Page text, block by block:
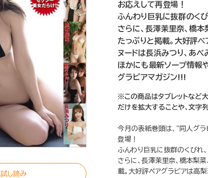
試し読み
お応えして再登場！
ふんわり巨乳に抜群のく
さらに、長澤茉里奈、橋
たっぷりと掲載。大好評
ヌードは長浜みつり、あべ
ほかにも最新ソープ情報
グラビアマガジン!!!
※この商品はタブレットなど
だけを拡大することや、文字
今月の表紙巻頭は、“同人グ
登場！
ふんわり巨乳に抜群のくびれ
さらに、長澤茉里奈、橋本梨
載。大好評ペアグラビアは高